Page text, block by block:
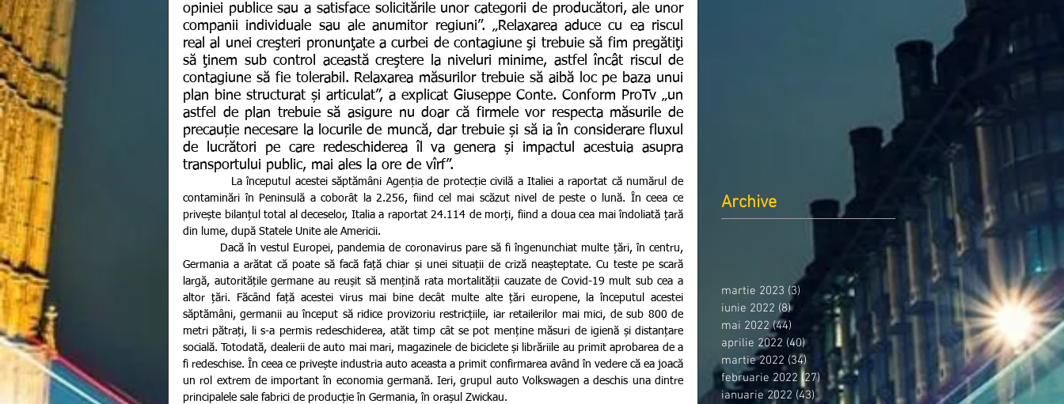
opiniei publice sau a satisface solicitările unor categorii de producători, ale unor
companii individuale sau ale anumitor regiuni”. „Relaxarea aduce cu ea riscul
real al unei creşteri pronunţate a curbei de contagiune şi trebuie să fim pregătiţi
să ţinem sub control această creştere la niveluri minime, astfel încât riscul de
contagiune să fie tolerabil. Relaxarea măsurilor trebuie să aibă loc pe baza unui
plan bine structurat și articulat”, a explicat Giuseppe Conte. Conform ProTv „un
astfel de plan trebuie să asigure nu doar că firmele vor respecta măsurile de
precauție necesare la locurile de muncă, dar trebuie și să ia în considerare fluxul
de lucrători pe care redeschiderea îl va genera și impactul acestuia asupra
transportului public, mai ales la ore de vîrf”.
contaminări în Peninsulă a coborât la 2.256, fiind cel mai scăzut nivel de peste o lună. În ceea ce
privește bilanțul total al deceselor, Italia a raportat 24.114 de morți, fiind a doua cea mai îndoliată țară
din lume, după Statele Unite ale Americii.
Germania a arătat că poate să facă față chiar și unei situații de criză neașteptate. Cu teste pe scară
largă, autoritățile germane au reușit să mențină rata mortalității cauzate de Covid-19 mult sub cea a
altor țări. Făcând față acestei virus mai bine decât multe alte țări europene, la începutul acestei
săptămâni, germanii au început să ridice provizoriu restricțiile, iar retailerilor mai mici, de sub 800 de
metri pătrați, li s-a permis redeschiderea, atăt timp cât se pot menține măsuri de igienă și distanțare
socială. Totodată, dealerii de auto mai mari, magazinele de biciclete și librăriile au primit aprobarea de a
fi redeschise. În ceea ce privește industria auto aceasta a primit confirmarea având în vedere că ea joacă
un rol extrem de important în economia germană. Ieri, grupul auto Volkswagen a deschis una dintre
principalele sale fabrici de producție în Germania, în orașul Zwickau.
Archive
martie 2023 (3) 3 postări
iunie 2022 (8)8 postări
mai 2022 (44) 44 postări
aprilie 2022 (40)40 postări
martie 2022 (34) 34 postări
februarie 2022 (27)27 postări
ianuarie 2022 (43)43 postări